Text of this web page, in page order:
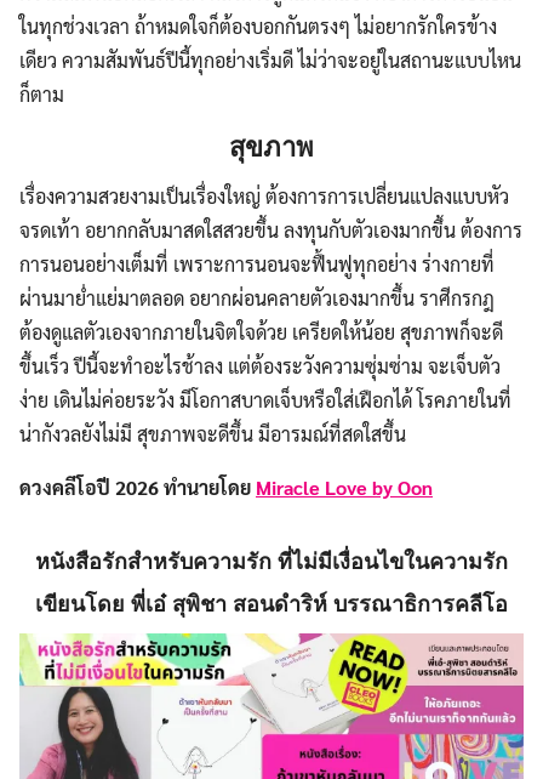
ในทุกช่วงเวลา ถ้าหมดใจก็ต้องบอกกันตรงๆ ไม่อยากรักใครข้าง
เดียว ความสัมพันธ์ปีนี้ทุกอย่างเริ่มดี ไม่ว่าจะอยู่ในสถานะแบบไหน
ก็ตาม
สุขภาพ
เรื่องความสวยงามเป็นเรื่องใหญ่ ต้องการการเปลี่ยนแปลงแบบหัว
จรดเท้า อยากกลับมาสดใสสวยขึ้น ลงทุนกับตัวเองมากขึ้น ต้องการ
การนอนอย่างเต็มที่ เพราะการนอนจะฟื้นฟูทุกอย่าง ร่างกายที่
ผ่านมาย่ำแย่มาตลอด อยากผ่อนคลายตัวเองมากขึ้น ราศีกรกฎ
ต้องดูแลตัวเองจากภายในจิตใจด้วย เครียดให้น้อย สุขภาพก็จะดี
ขึ้นเร็ว ปีนี้จะทำอะไรช้าลง แต่ต้องระวังความซุ่มซ่าม จะเจ็บตัว
ง่าย เดินไม่ค่อยระวัง มีโอกาสบาดเจ็บหรือใส่เฝือกได้ โรคภายในที่
น่ากังวลยังไม่มี สุขภาพจะดีขึ้น มีอารมณ์ที่สดใสขึ้น
ดวงคลีโอปี 2026 ทำนายโดย Miracle Love by Oon
หนังสือรักสำหรับความรัก ที่ไม่มีเงื่อนไขในความรัก
เขียนโดย พี่เอ๋ สุพิชา สอนดำริห์ บรรณาธิการคลีโอ